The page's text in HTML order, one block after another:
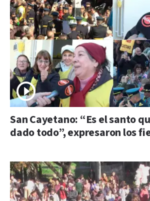
San Cayetano: “Es el santo
dado todo”, expresaron los